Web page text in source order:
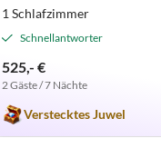
1 Schlafzimmer
Schnellantworter
525,- €
2 Gäste / 7 Nächte
Verstecktes Juwel